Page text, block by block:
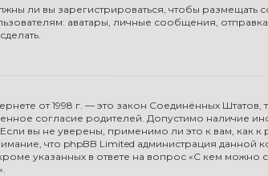
ли вы зарегистрироваться, чтобы размещать
аватары, личные сообщения,
от 1998 г. — это закон Соединённых Штатов,
согласие родителей. Допустимо наличие
вы не уверены, применимо ли это к вам, как
что phpBB Limited администрация данной
указанных в ответе на вопрос «С кем можно